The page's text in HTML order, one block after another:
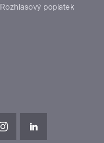
Rozhlasový poplatek